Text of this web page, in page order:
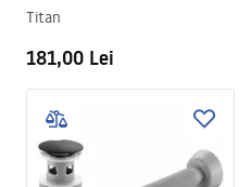
Titan
181,00 Lei